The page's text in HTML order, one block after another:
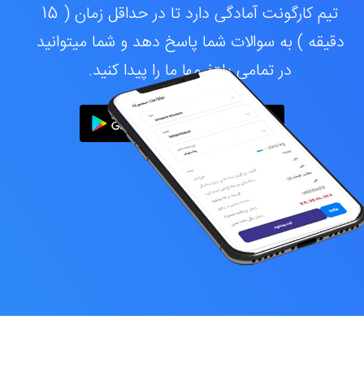
تیم کارگونت آمادگی دارد تا در حداقل زمان ( 15
دقیقه ) به سوالات شما پاسخ دهد و شما میتوانید
در تمامی پلتفرمها ما را پیدا کنید.